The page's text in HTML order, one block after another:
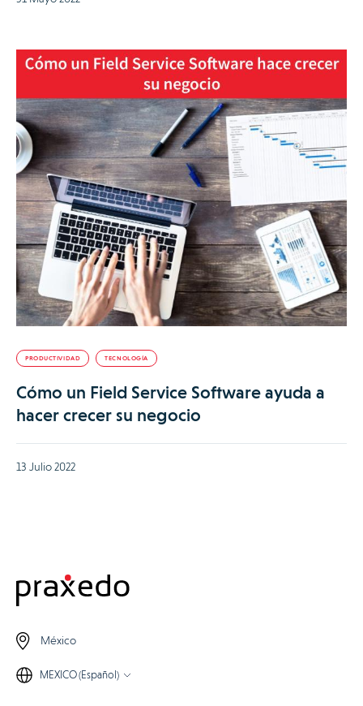
PRODUCTIVIDAD TECNOLOGÍA
Cómo un Field Service Software ayuda a
hacer crecer su negocio
13 Julio 2022
México
MEXICO (Español)